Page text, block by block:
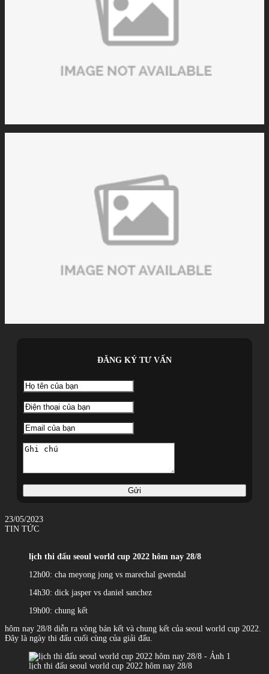
ĐĂNG KÝ TƯ VẤN
Gửi
23/05/2023
TIN TỨC
lịch thi đấu seoul world cup 2022 hôm nay 28/8
12h00: cha meyong jong vs marechal gwendal
14h30: dick jasper vs daniel sanchez
19h00: chung kết
hôm nay 28/8 diễn ra vòng bán kết và chung kết của seoul world cup 2022.
Đây là ngày thi đấu cuối cùng của giải đấu.
lịch thi đấu seoul world cup 2022 hôm nay 28/8